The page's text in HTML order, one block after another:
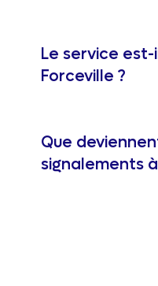
Le service
Forceville ?
Que
signalements